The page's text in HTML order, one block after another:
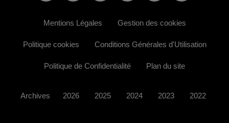
Mentions Légales Gestion des cookies
Politique cookies Conditions Générales d'Utilisation
Politique de Confidentialité Plan du site
Archives 2026 2025 2024 2023 2022